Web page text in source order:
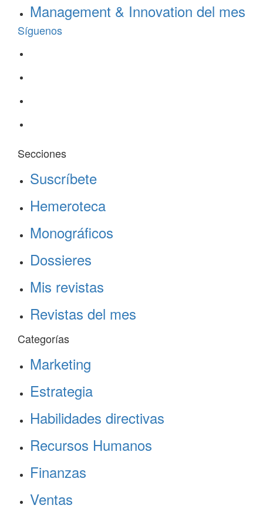
Management & Innovation del mes
Síguenos
Secciones
Suscríbete
Hemeroteca
Monográficos
Dossieres
Mis revistas
Revistas del mes
Categorías
Marketing
Estrategia
Habilidades directivas
Recursos Humanos
Finanzas
Ventas